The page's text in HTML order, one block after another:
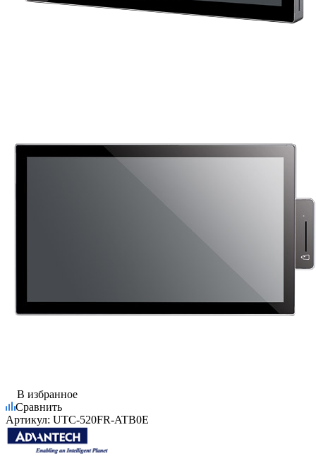
В избранное
Сравнить
Артикул: UTC-520FR-ATB0E